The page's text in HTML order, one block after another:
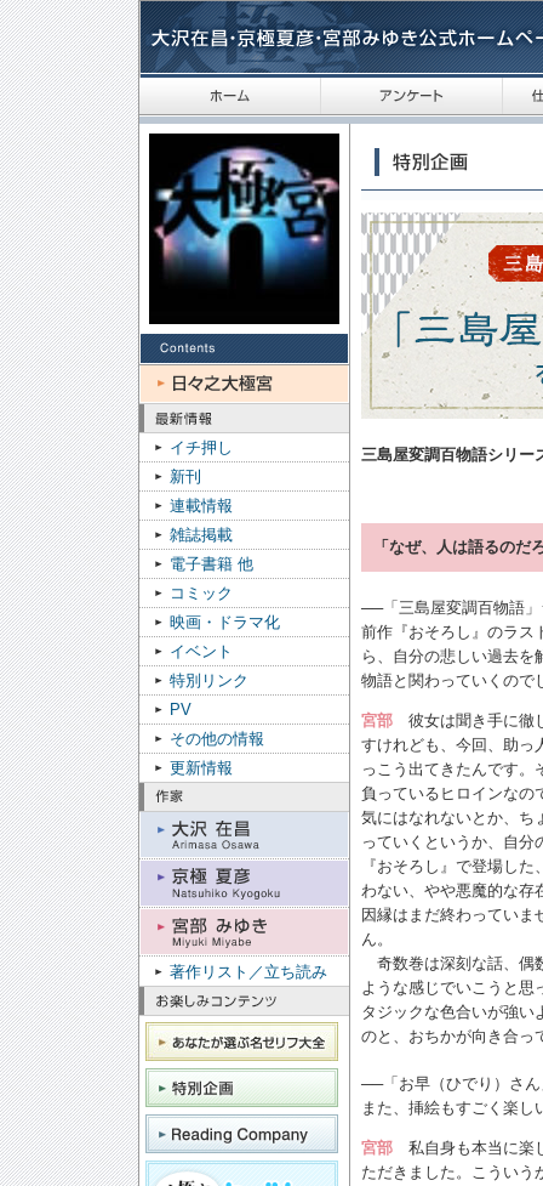
イチ押し
新刊
連載情報
雑誌掲載
電子書籍 他
コミック
映画・ドラマ化
イベント
特別リンク
PV
その他の情報
更新情報
著作リスト／立ち読み
三島屋変調百物語シリー
「なぜ、人は語るの
──「三島屋変調百物語
前作『おそろし』のラス
ら、自分の悲しい過去
物語と関わっていくので
宮部 彼女は聞き手に徹
すけれども、今回、助っ
っこう出てきたんです
負っているヒロインなの
気にはなれないとか、ち
っていくというか、自分
『おそろし』で登場し
わない、やや悪魔的な存
因縁はまだ終わっていま
ん。
奇数巻は深刻な話、偶
ような感じでいこうと
タジックな色合いが強い
のと、おちかが向き合っ
──「お早（ひでり）さ
また、挿絵もすごく楽し
宮部 私自身も本当に楽
ただきました。こういう